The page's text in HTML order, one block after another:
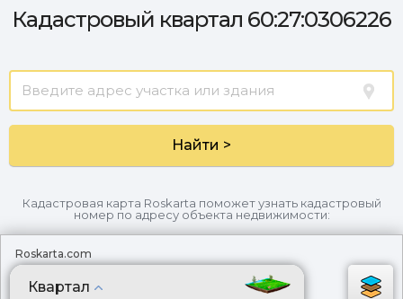
Кадастровый квартал 60:27:0306226
Найти >
Кадастровая карта Roskarta поможет узнать кадастровый
номер по адресу объекта недвижимости:
Roskarta.com
Квартал